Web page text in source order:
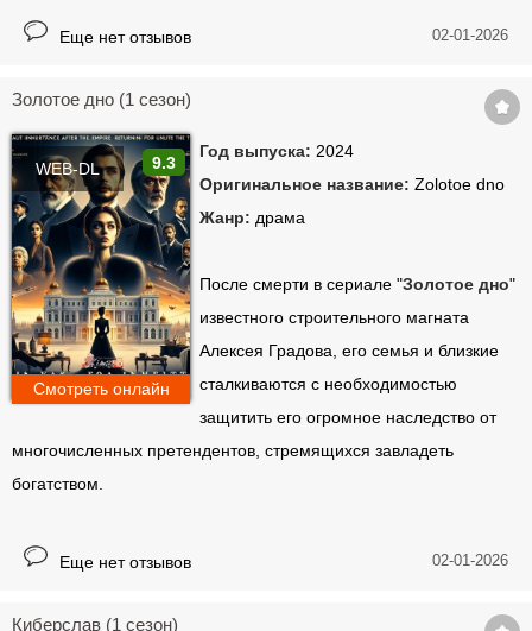
Еще нет отзывов 02-01-2026
Золотое дно (1 сезон)
9.3
WEB-DL
Год выпуска: 2024
Оригинальное название: Zolotoe dno
Жанр: драма
После смерти в сериале "Золотое дно"
известного строительного магната
Алексея Градова, его семья и близкие
сталкиваются с необходимостью
защитить его огромное наследство от
многочисленных претендентов, стремящихся завладеть
богатством.
Смотреть онлайн
Еще нет отзывов 02-01-2026
Киберслав (1 сезон)